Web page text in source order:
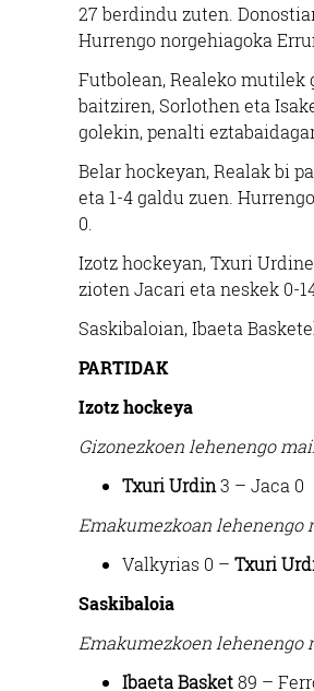
27 berdindu zuten.
Hurrengo norgehiagoka
Futbolean, Realeko mutilek
baitziren, Sorlothen eta
golekin, penalti
Belar hockeyan, Realak bi
eta 1-4 galdu zuen.
0.
Izotz hockeyan, Txuri
zioten Jacari eta neskek 0-
Saskibaloian, Ibaeta
PARTIDAK
Izotz hockeya
Gizonezkoen lehenengo
Txuri Urdin3 – Jaca 0
Emakumezkoan lehenengo
Valkyrias 0 – Txuri
Saskibaloia
Emakumezkoen lehenengo
Ibaeta Basket89 –